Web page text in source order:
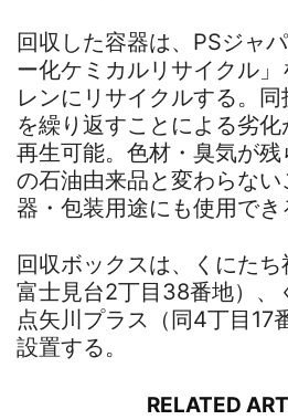
回収した容器は、PSジャ
ー化ケミカルリサイクル
レンにリサイクルする。
を繰り返すことによる劣
再生可能。色材・臭気が
の石油由来品と変わらな
器・包装用途にも使用でき
回収ボックスは、くにた
富士見台2丁目38番地）、
点矢川プラス（同4丁目17
設置する。
RELATED